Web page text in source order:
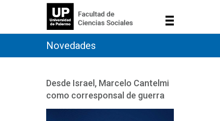
Novedades
Desde Israel, Marcelo Cantelmi
como corresponsal de guerra